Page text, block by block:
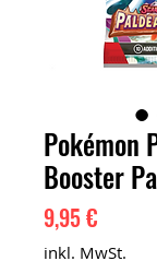
Pokémon
Booster
9,95 €
inkl. MwSt.